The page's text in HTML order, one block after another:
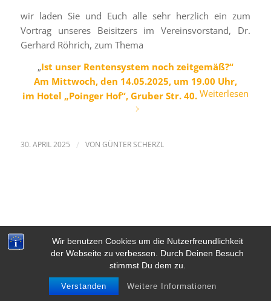
Wir benutzen Cookies um die Nutzerfreundlichkeit
der Webseite zu verbessen. Durch Deinen Besuch
stimmst Du dem zu.
Verstanden Weitere Informationen
wir laden Sie und Euch alle sehr herzlich ein zum
Vortrag unseres Beisitzers im Vereinsvorstand, Dr.
Gerhard Röhrich, zum Thema
„Ist unser Rentensystem noch zeitgemäß?“
Am Mittwoch, den 14.05.2025, um 19.00 Uhr,
im Hotel „Poinger Hof“, Gruber Str. 40. Weiterlesen
30. APRIL 2025 / VON GÜNTER SCHERZL
© Copyright - FWG Poing
Datenschutzerklärung Impressum